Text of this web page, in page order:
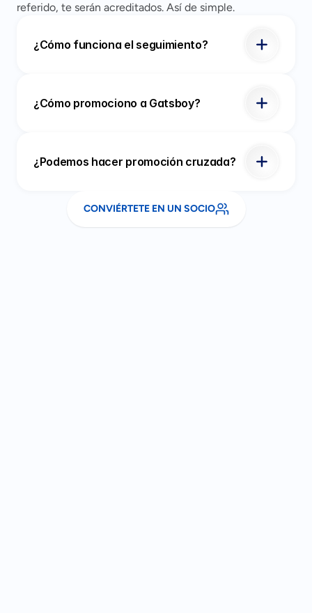
referido, te serán acreditados. Así de simple.
¿Cómo funciona el seguimiento?
¿Cómo promociono a Gatsboy?
¿Podemos hacer promoción cruzada?
CONVIÉRTETE EN UN SOCIO